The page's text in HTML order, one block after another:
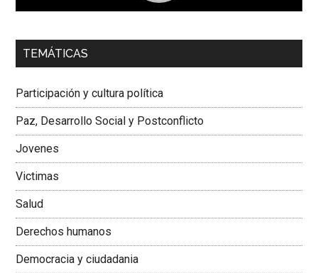
00:00 01:04
Dra. Carolina Corcho Mejía,Presidenta Corporación
Colombiana
TEMÁTICAS
Participación y cultura política
Paz, Desarrollo Social y Postconflicto
Jovenes
Victimas
Salud
Derechos humanos
Democracia y ciudadania